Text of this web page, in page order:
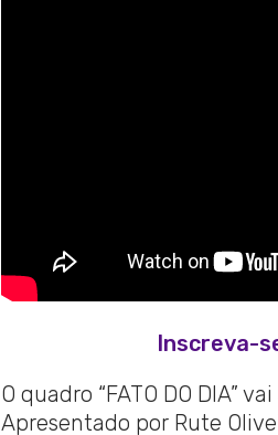
Inscreva-
O quadro “FATO DO DIA”
Apresentado por Rute